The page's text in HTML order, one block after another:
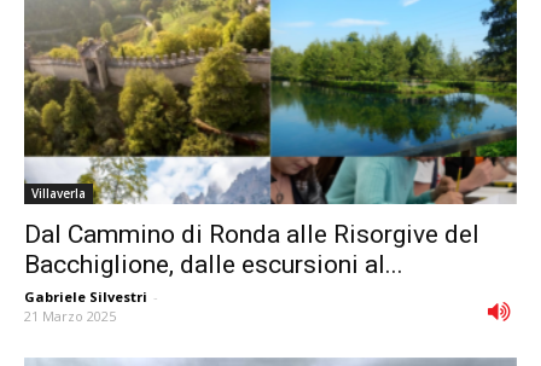
Villaverla
Dal Cammino di Ronda alle Risorgive del
Bacchiglione, dalle escursioni al...
Gabriele Silvestri -
21 Marzo 2025